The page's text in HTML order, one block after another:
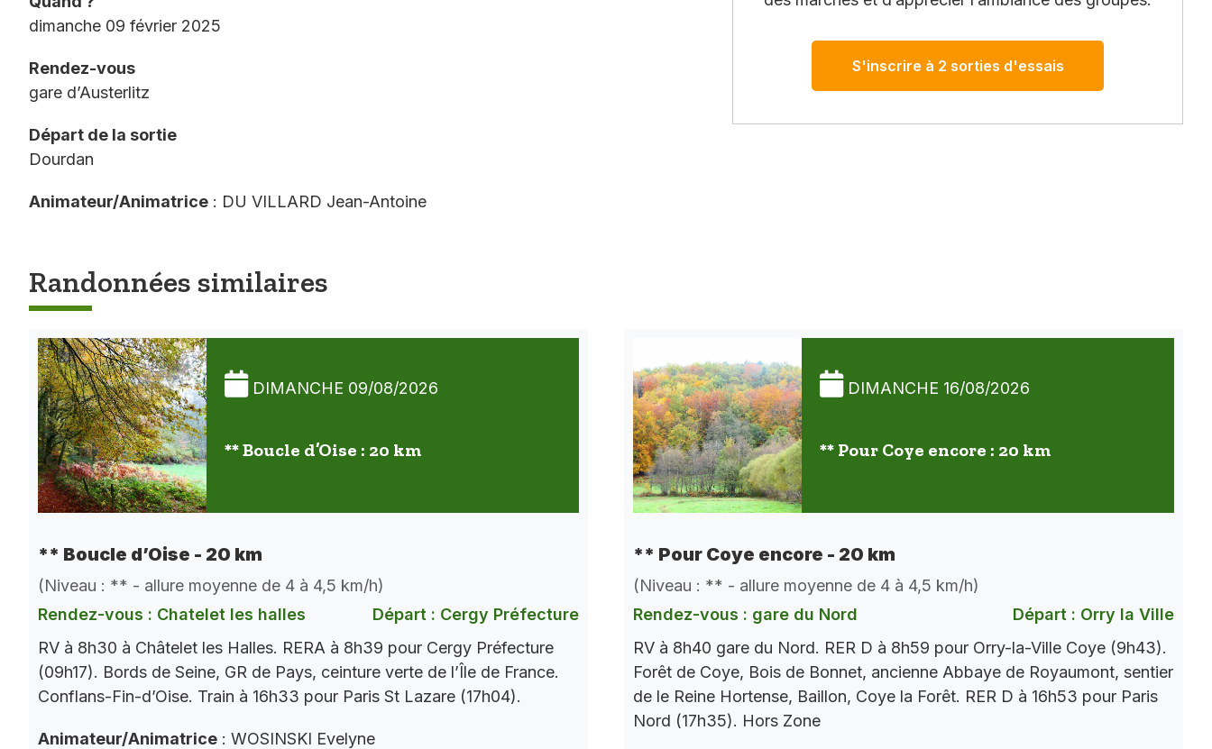
dimanche 09 février 2025
Rendez-vous
gare d’Austerlitz
Départ de la sortie
Dourdan
Animateur/Animatrice : DU VILLARD Jean-Antoine
S'inscrire à 2 sorties d'essais
Randonnées similaires
DIMANCHE 09/08/2026
** Boucle d’Oise : 20 km
** Boucle d’Oise - 20 km
(Niveau : ** - allure moyenne de 4 à 4,5 km/h)
Rendez-vous : Chatelet les halles
Départ : Cergy Préfecture
RV à 8h30 à Châtelet les Halles. RERA à 8h39 pour Cergy Préfecture
(09h17). Bords de Seine, GR de Pays, ceinture verte de l’Île de France.
Conflans-Fin-d’Oise. Train à 16h33 pour Paris St Lazare (17h04).
Animateur/Animatrice : WOSINSKI Evelyne
DIMANCHE 16/08/2026
** Pour Coye encore : 20 km
** Pour Coye encore - 20 km
(Niveau : ** - allure moyenne de 4 à 4,5 km/h)
Rendez-vous : gare du Nord
Départ : Orry la Ville
RV à 8h40 gare du Nord. RER D à 8h59 pour Orry-la-Ville Coye (9h43).
Forêt de Coye, Bois de Bonnet, ancienne Abbaye de Royaumont, sentier
de le Reine Hortense, Baillon, Coye la Forêt. RER D à 16h53 pour Paris
Nord (17h35). Hors Zone